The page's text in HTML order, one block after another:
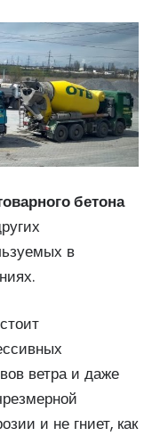
бетона
в
ветра и даже
и не гниет, как